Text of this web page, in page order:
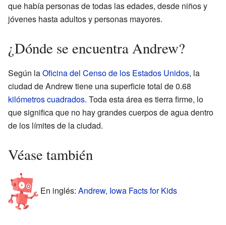
que había personas de todas las edades, desde niños y
jóvenes hasta adultos y personas mayores.
¿Dónde se encuentra Andrew?
Según laOficina del Censo de los Estados Unidos, la
ciudad de Andrew tiene una superficie total de 0.68
kilómetros cuadrados. Toda esta área es tierra firme, lo
que significa que no hay grandes cuerpos de agua dentro
de los límites de la ciudad.
Véase también
En inglés: Andrew, Iowa Facts for Kids